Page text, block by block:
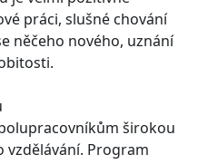
práci, slušné chování
něčeho nového, uznání
širokou
Program